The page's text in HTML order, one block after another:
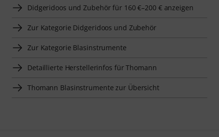
Didgeridoos und Zubehör für 160 €–200 € anzeigen
Zur Kategorie Didgeridoos und Zubehör
Zur Kategorie Blasinstrumente
Detaillierte Herstellerinfos für Thomann
Thomann Blasinstrumente zur Übersicht